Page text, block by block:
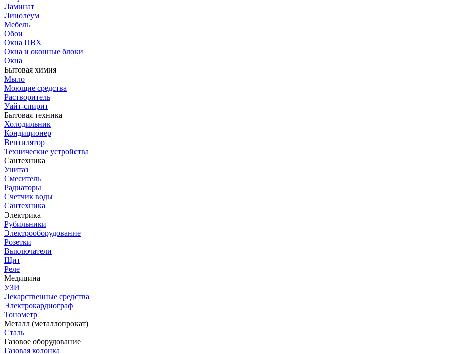
Ламинат
Линолеум
Мебель
Обои
Окна ПВХ
Окна и оконные блоки
Окна
Бытовая химия
Мыло
Моющие средства
Растворитель
Уайт-спирит
Бытовая техника
Холодильник
Кондиционер
Вентилятор
Технические устройства
Сантехника
Унитаз
Смеситель
Радиаторы
Счетчик воды
Сантехника
Электрика
Рубильники
Электрооборудование
Розетки
Выключатели
Щит
Реле
Медицина
УЗИ
Лекарственные средства
Электрокардиограф
Тонометр
Металл (металлопрокат)
Сталь
Газовое оборудование
Газовая колонка